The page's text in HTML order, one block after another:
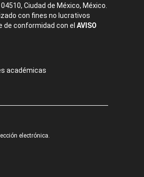
Ciudad de México, México.
con fines no lucrativos
conformidad con el AVISO
académicas
electrónica.